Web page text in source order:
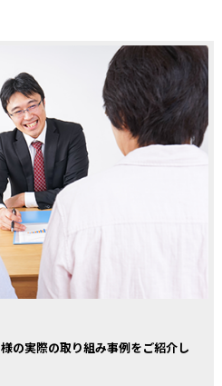
の実際の取り組み事例をご紹介し